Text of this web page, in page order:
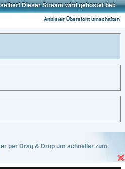
Dieser Stream wird gehostet bei:
Anbieter Übersicht umschalten
per Drag & Drop um schneller zum